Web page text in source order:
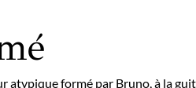
atypique formé par Bruno, à la